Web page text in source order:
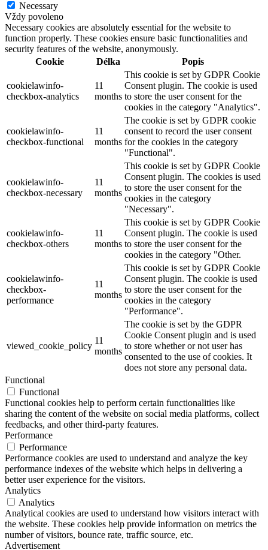
Necessary
Vždy povoleno
Necessary cookies are absolutely essential for the website to
function properly. These cookies ensure basic functionalities and
security features of the website, anonymously.
Cookie
Délka Popis
cookielawinfo-
checkbox-analytics
11
months
This cookie is set by GDPR Cookie
Consent plugin. The cookie is used
to store the user consent for the
cookies in the category "Analytics".
cookielawinfo-
checkbox-functional
11
months
The cookie is set by GDPR cookie
consent to record the user consent
for the cookies in the category
"Functional".
cookielawinfo-
checkbox-necessary
11
months
This cookie is set by GDPR Cookie
Consent plugin. The cookies is used
to store the user consent for the
cookies in the category
"Necessary".
cookielawinfo-
checkbox-others
11
months
This cookie is set by GDPR Cookie
Consent plugin. The cookie is used
to store the user consent for the
cookies in the category "Other.
cookielawinfo-
checkbox-
performance
11
months
This cookie is set by GDPR Cookie
Consent plugin. The cookie is used
to store the user consent for the
cookies in the category
"Performance".
viewed_cookie_policy
11
months
The cookie is set by the GDPR
Cookie Consent plugin and is used
to store whether or not user has
consented to the use of cookies. It
does not store any personal data.
Functional
Functional
Functional cookies help to perform certain functionalities like
sharing the content of the website on social media platforms, collect
feedbacks, and other third-party features.
Performance
Performance
Performance cookies are used to understand and analyze the key
performance indexes of the website which helps in delivering a
better user experience for the visitors.
Analytics
Analytics
Analytical cookies are used to understand how visitors interact with
the website. These cookies help provide information on metrics the
number of visitors, bounce rate, traffic source, etc.
Advertisement